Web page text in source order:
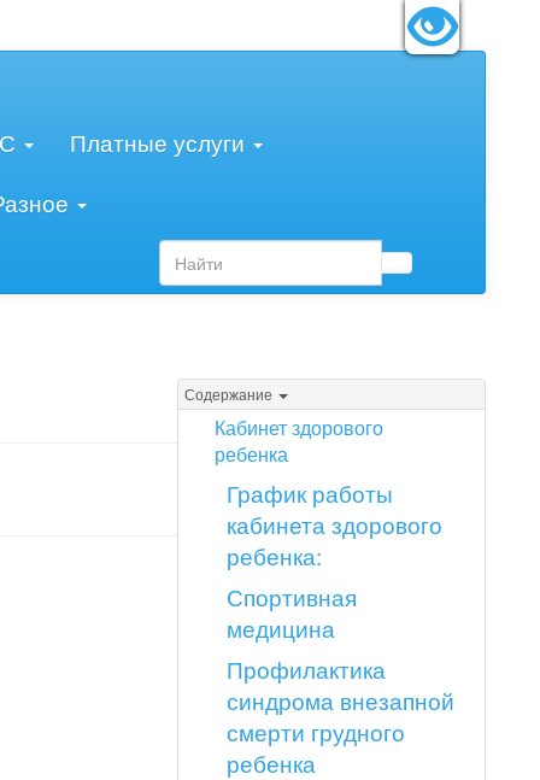
Платные услуги
Содержание
Кабинет здорового
ребенка
График работы
кабинета здорового
ребенка:
Спортивная
медицина
Профилактика
синдрома внезапной
смерти грудного
ребенка